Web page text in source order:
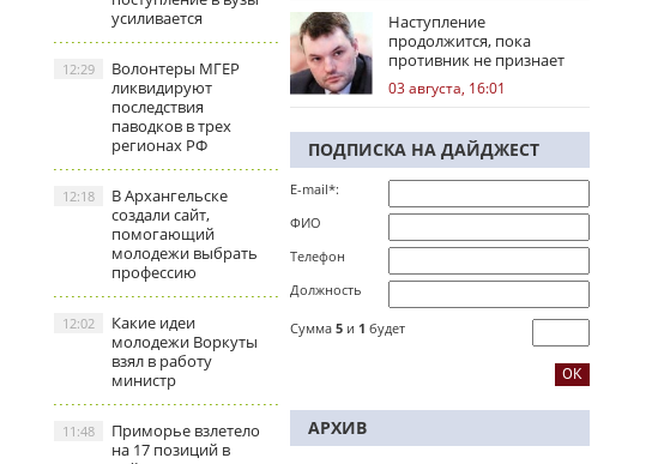
усиливается
Волонтеры МГЕР
ликвидируют
последствия
паводков в трех
регионах РФ
12:29
В Архангельске
создали сайт,
помогающий
молодежи выбрать
профессию
12:18
Какие идеи
молодежи Воркуты
взял в работу
министр
12:02
Приморье взлетело
на 17 позиций в
11:48
Наступление
продолжится, пока
противник не признает
стратегическое
поражение
03 августа, 16:01
ПОДПИСКА НА ДАЙДЖЕСТ
E-mail*:
ФИО
Телефон
Должность
Сумма 5 и 1 будет
АРХИВ